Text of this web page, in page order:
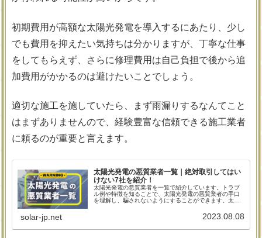
初期費用が高額な太陽光発電を導入するにあたり、少し
でも費用を抑えたい気持ちは分かりますが、丁寧な仕事
をしてもらえず、さらに修理費用は自己負担で後から追
加費用がかかるのは避けたいことでしょう。
適切な施工を施していたら、まず雨漏りするなんてこと
はまずありませんので、経験豊富な信頼できる施工業者
に頼るのが重要と言えます。
太陽光発電の悪質業者一覧｜絶対取引してはい
けない7社を紹介！
太陽光発電の悪質業者を一覧で紹介しています。トラブ
ル例や特徴を知ることで、太陽光発電の悪質業者の手口
を理解し、騙されないようにすることができます。太陽
引な訪問販売も後を絶ちません。契約は即決しないのが
重要と言えるでしょう。契約してしまってもクーリング
solar-jp.net 2023.08.08